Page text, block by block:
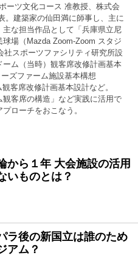
ーツ文化コース 准教授、株式会
。建築家の仙田満に師事し、主に
な担当作品として「兵庫県立尼
場（Mazda Zoom-Zoom スタジ
社スポーツファシリティ研究所設
ム（当時）観客席改修計画基本
ズファーム施設基本構想
客席改修計画基本設計など。
観客席の構造」など実践に活用で
ローチをおこなう。
から１年 大会施設の活用
いものとは？
ラ後の新国立は誰のため
アム？